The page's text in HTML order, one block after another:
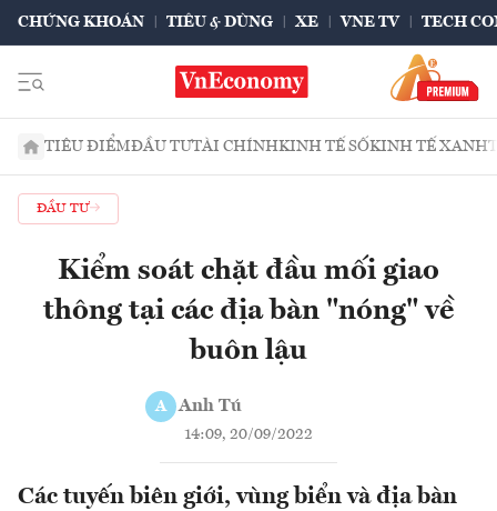
CHỨNG KHOÁN TIÊU & DÙNG XE VNE TV TECH
TIÊU ĐIỂMĐẦU TƯTÀI CHÍNHKINH TẾ SỐKINH TẾ XANH
ĐẦU TƯ
Kiểm soát chặt đầu mối giao
thông tại các địa bàn "nóng" về
buôn lậu
A Anh Tú
14:09, 20/09/2022
Các tuyến biên giới, vùng biển và địa bàn